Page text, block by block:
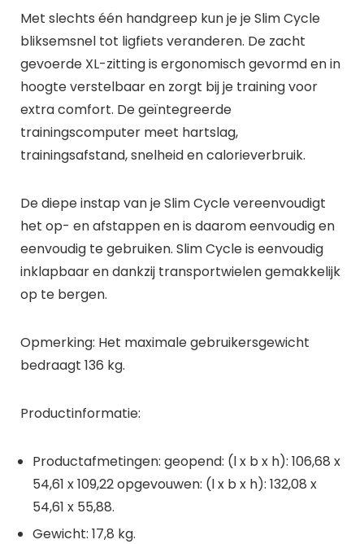
Met slechts één handgreep kun je je Slim Cycle
bliksemsnel tot ligfiets veranderen. De zacht
gevoerde XL-zitting is ergonomisch gevormd en in
hoogte verstelbaar en zorgt bij je training voor
extra comfort. De geïntegreerde
trainingscomputer meet hartslag,
trainingsafstand, snelheid en calorieverbruik.
De diepe instap van je Slim Cycle vereenvoudigt
het op- en afstappen en is daarom eenvoudig en
eenvoudig te gebruiken. Slim Cycle is eenvoudig
inklapbaar en dankzij transportwielen gemakkelijk
op te bergen.
Opmerking: Het maximale gebruikersgewicht
bedraagt 136 kg.
Productinformatie:
Productafmetingen: geopend: (l x b x h): 106,68 x
54,61 x 109,22 opgevouwen: (l x b x h): 132,08 x
54,61 x 55,88.
Gewicht: 17,8 kg.